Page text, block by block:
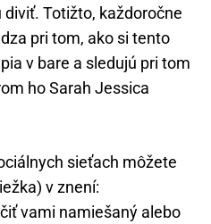
Totižto, každoročne
pri tom, ako si tento
v bare a sledujú pri tom
ho Sarah Jessica
sieťach môžete
v znení:
vami namiešaný alebo